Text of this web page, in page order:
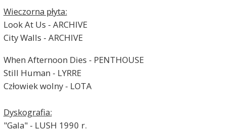
Wieczorna płyta:
Look At Us - ARCHIVE
City Walls - ARCHIVE
When Afternoon Dies - PENTHOUSE
Still Human - LYRRE
Człowiek wolny - LOTA
Dyskografia:
"Gala" - LUSH 1990 r.